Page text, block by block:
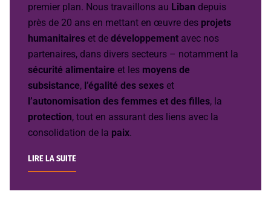
premier plan. Nous travaillons au Liban depuis
près de 20 ans en mettant en œuvre des projets
humanitaires et de développement avec nos
partenaires, dans divers secteurs – notamment la
sécurité alimentaire et les moyens de
subsistance, l’égalité des sexes et
l’autonomisation des femmes et des filles, la
protection, tout en assurant des liens avec la
consolidation de la paix.
LIRE LA SUITE